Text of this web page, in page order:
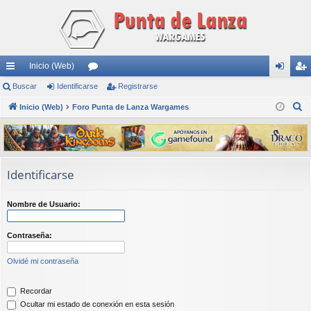
nl
ac
es
rá
pi
s
Inicio (Web)
or
os nti
fic
ar
ist
ra
rs
Buscar Identificarse Registrarse
Inicio (Web) Foro Punta de Lanza Wargames
s
c
Identificarse
Nombre de Usuario:
Contraseña:
Olvidé mi contraseña
Recordar
Ocultar mi estado de conexión en esta sesión